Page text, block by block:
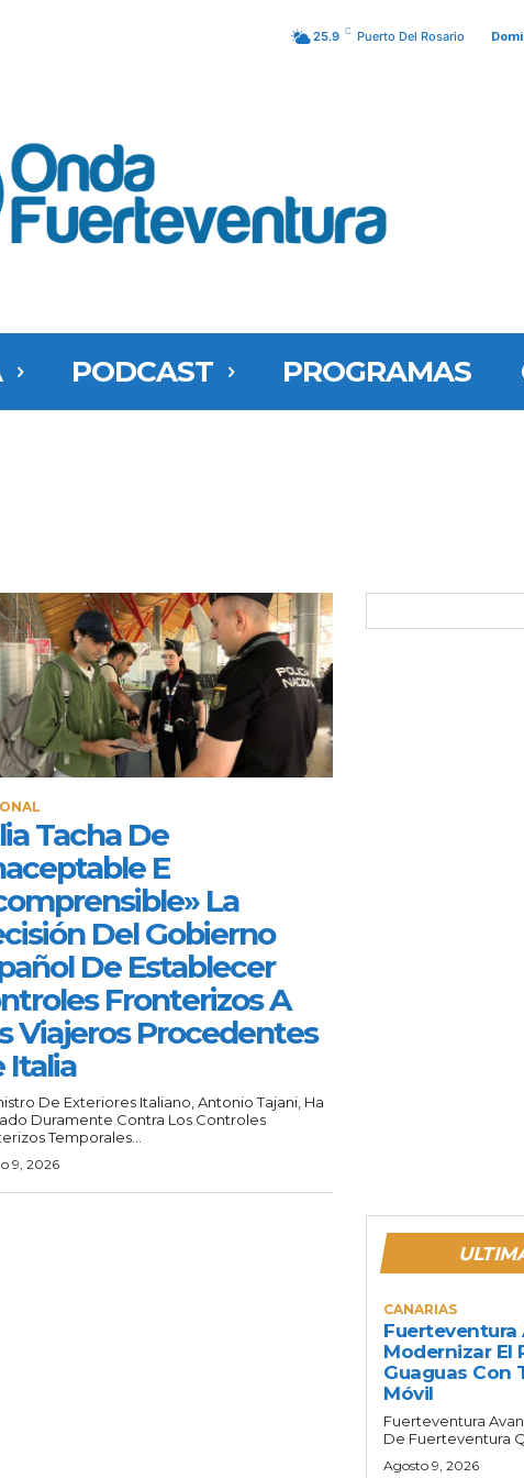
25.9 C Puerto Del Rosario
PODCAST PROGRAMAS
Tacha De
E
La
Del Gobierno
De Establecer
Fronterizos A
Viajeros Procedentes
Italia
De Exteriores Italiano, Antonio Tajani, Ha
Duramente Contra Los Controles
Temporales...
9, 2026
CANARIAS
Fuerteventura
Modernizar El
Guaguas Con
Móvil
Fuerteventura
De Fuerteventura
Agosto 9, 2026